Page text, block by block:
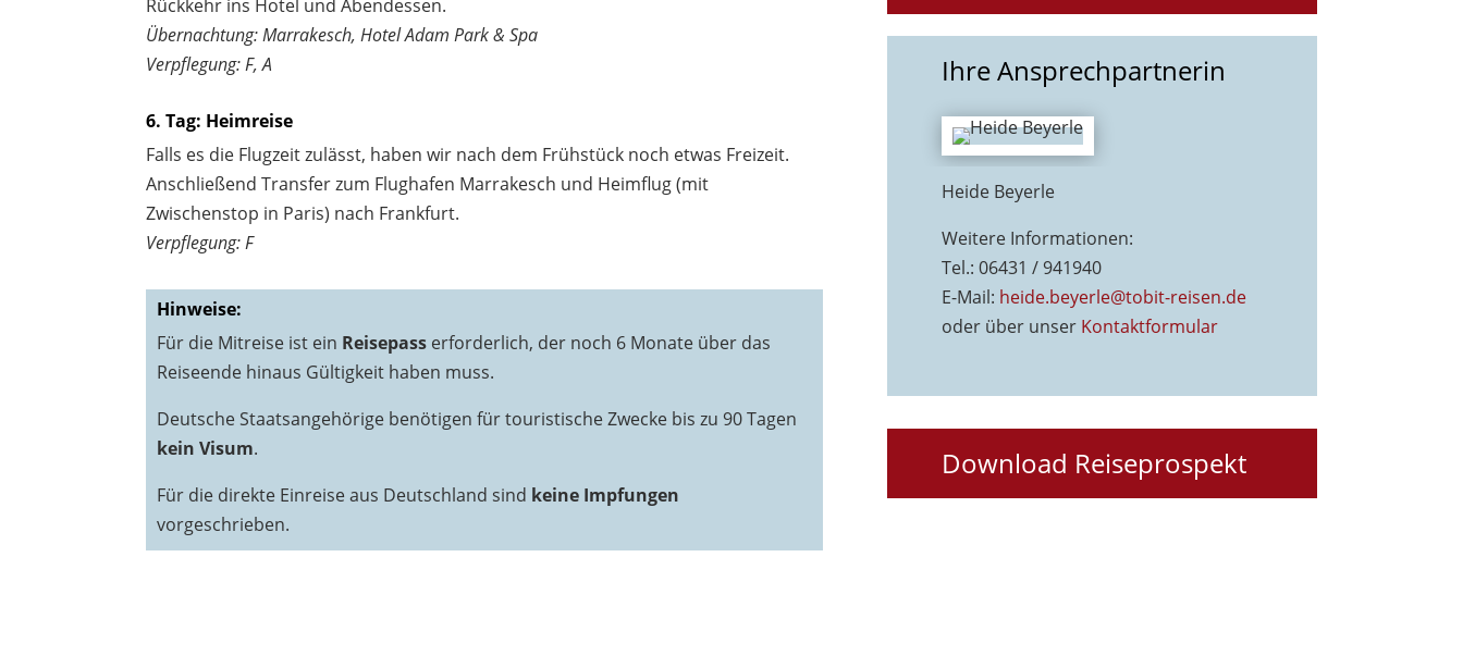
Rückkehr ins Hotel und Abendessen.
Übernachtung: Marrakesch, Hotel Adam Park & Spa
Verpflegung: F, A
6. Tag: Heimreise
Falls es die Flugzeit zulässt, haben wir nach dem Frühstück noch etwas Freizeit.
Anschließend Transfer zum Flughafen Marrakesch und Heimflug (mit
Zwischenstop in Paris) nach Frankfurt.
Verpflegung: F
Hinweise:
​Für die Mitreise ist ein Reisepass erforderlich, der noch 6 Monate über das
Reiseende hinaus Gültigkeit haben muss.
Deutsche Staatsangehörige benötigen für touristische Zwecke bis zu 90 Tagen
kein Visum.
Für die direkte Einreise aus Deutschland sind keine Impfungen
vorgeschrieben.
Ihre Ansprechpartnerin
Heide Beyerle
Weitere Informationen:
Tel.: 06431 / 941940
E-Mail: heide.beyerle@tobit-reisen.de
oder über unser Kontaktformular
Download Reiseprospekt